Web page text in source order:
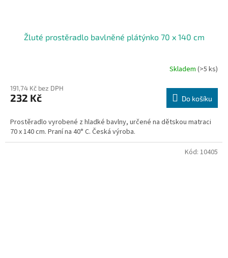
Žluté prostěradlo bavlněné plátýnko 70 x 140 cm
Skladem (>5 ks)
191,74 Kč bez DPH
232 Kč Do košíku
Prostěradlo vyrobené z hladké bavlny, určené na dětskou matraci
70 x 140 cm. Praní na 40° C. Česká výroba.
Kód: 10405